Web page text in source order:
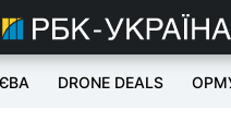
DRONE DEALS